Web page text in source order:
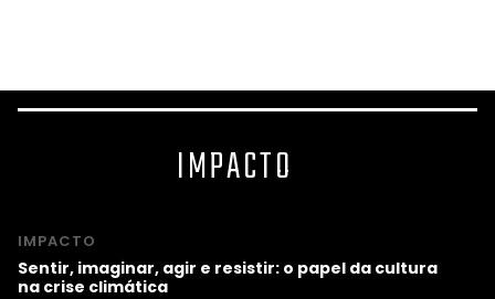
IMPACTO
IMPACTO
Sentir, imaginar, agir e resistir: o papel da cultura
na crise climática